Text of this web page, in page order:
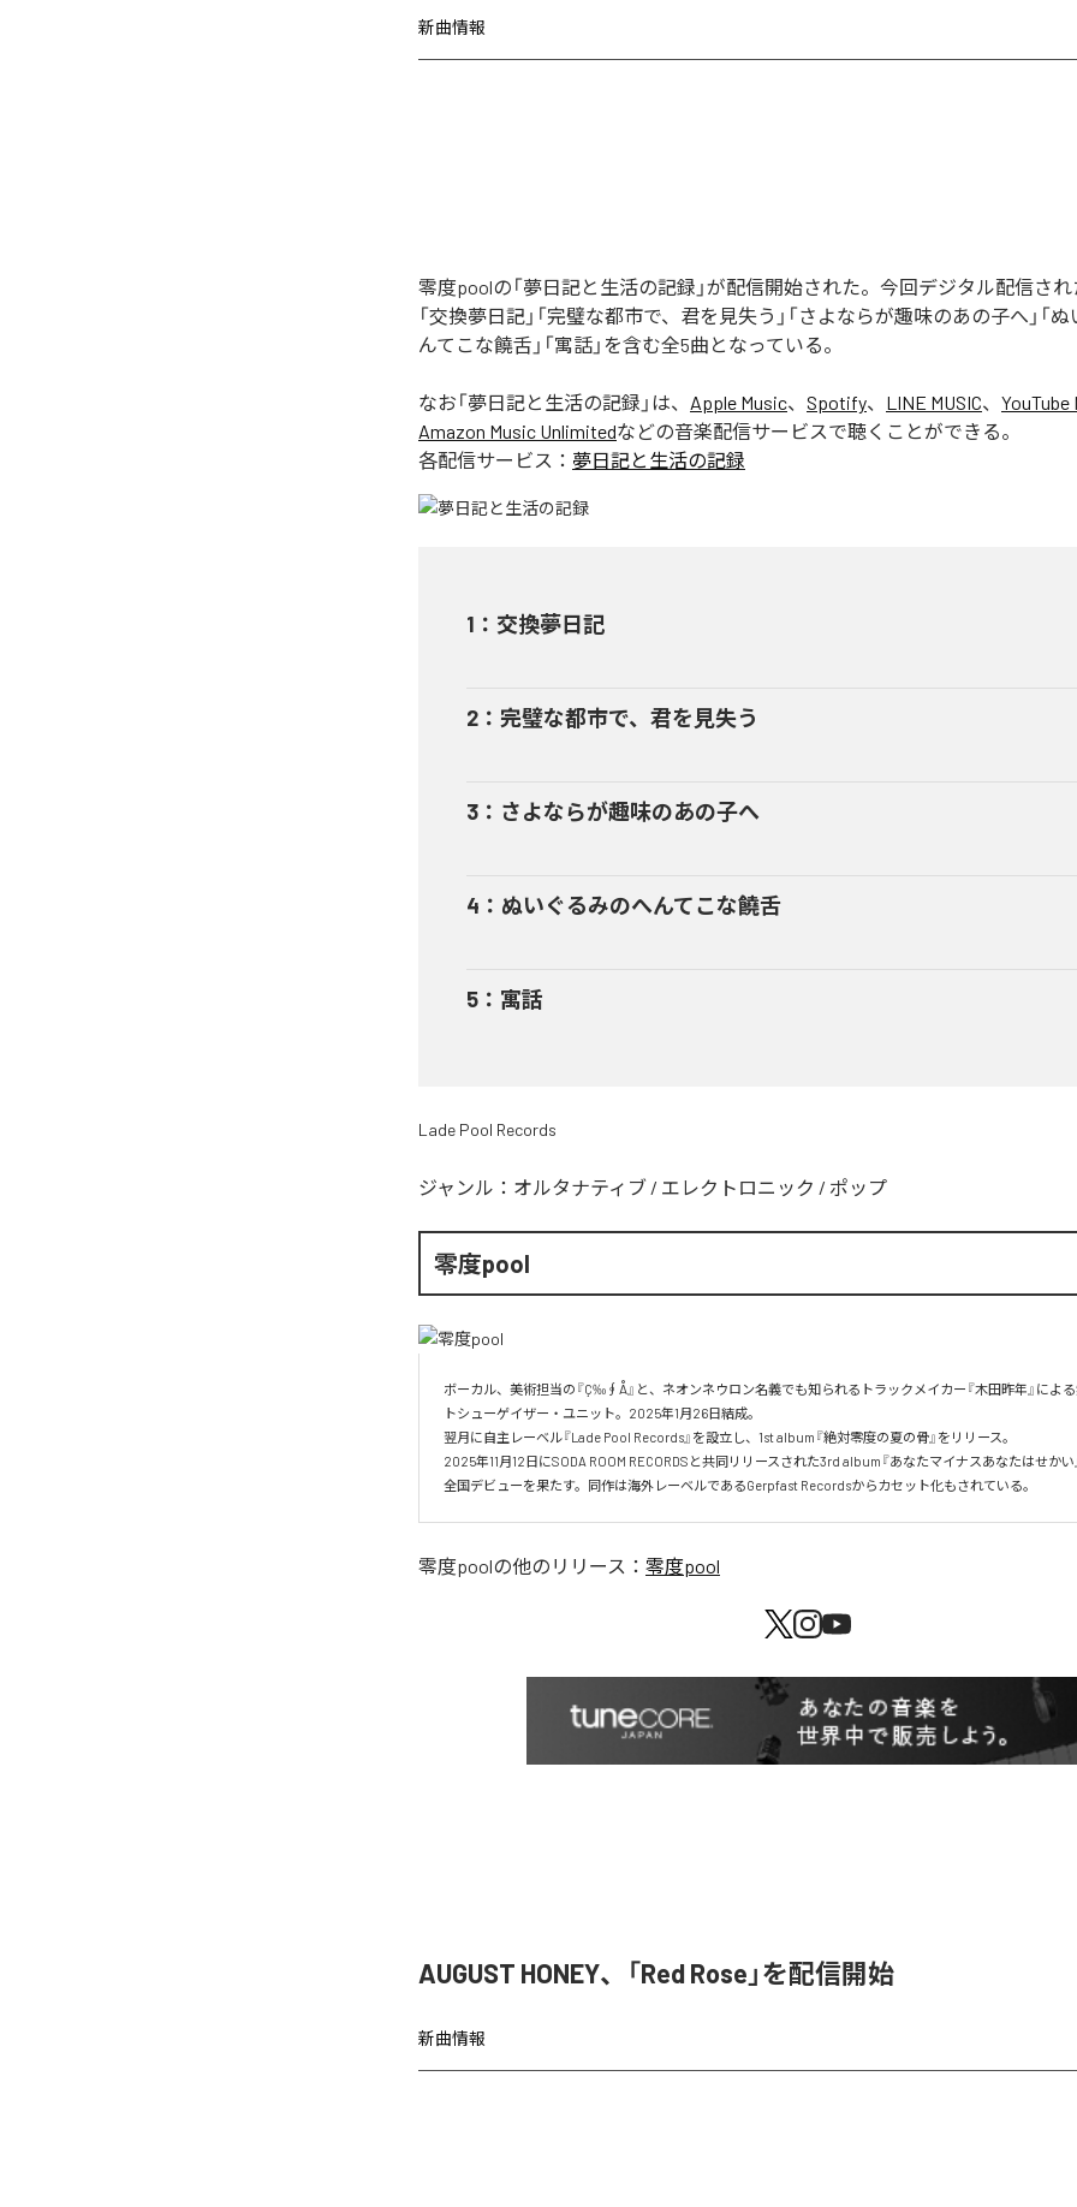
新曲情報
零度poolの「夢日記と生活の記録」が配信開始された。今回デジタル配信され
「交換夢日記」「完璧な都市で、君を見失う」「さよならが趣味のあの子へ」「
んてこな饒舌」「寓話」を含む全5曲となっている。
なお「夢日記と生活の記録 」は、 Apple Music、 Spotify、 LINE MUSIC、 YouTube
Amazon Music Unlimitedなどの音楽配信サービスで聴くことができる。
各配信サービス： 夢日記と生活の記録
1 ： 交換夢日記
2 ： 完璧な都市で、君を見失う
3 ： さよならが趣味のあの子へ
4 ： ぬいぐるみのへんてこな饒舌
5 ： 寓話
Lade Pool Records
ジャンル： オルタナティブ / エレクトロニック / ポップ
零度pool
ボーカル、美術担当の『Ç‰∮Å』と、ネオンネウロン名義でも知られるトラックメイカー『木田昨年』によ
トシューゲイザー・ユニット。2025年1月26日結成。
翌月に自主レーベル『Lade Pool Records』を設立し、1st album『絶対零度の夏の骨』をリリース。
2025年11月12日にSODA ROOM RECORDSと共同リリースされた3rd album『あなたマイナスあなたはせかい
全国デビューを果たす。同作は海外レーベルであるGerpfast Recordsからカセット化もされている。
零度poolの他のリリース： 零度pool
AUGUST HONEY、「Red Rose」を配信開始
新曲情報